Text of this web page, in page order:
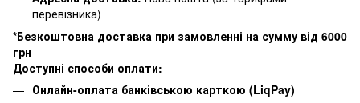
перевізника)
*Безкоштовна доставка при замовленні на сумму від 6000
грн
Доступні способи оплати:
Онлайн-оплата банківською карткою (LiqPay)